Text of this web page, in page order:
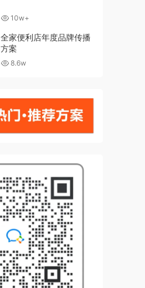
10w+
全家便利店年度品牌传播
方案
8.6w